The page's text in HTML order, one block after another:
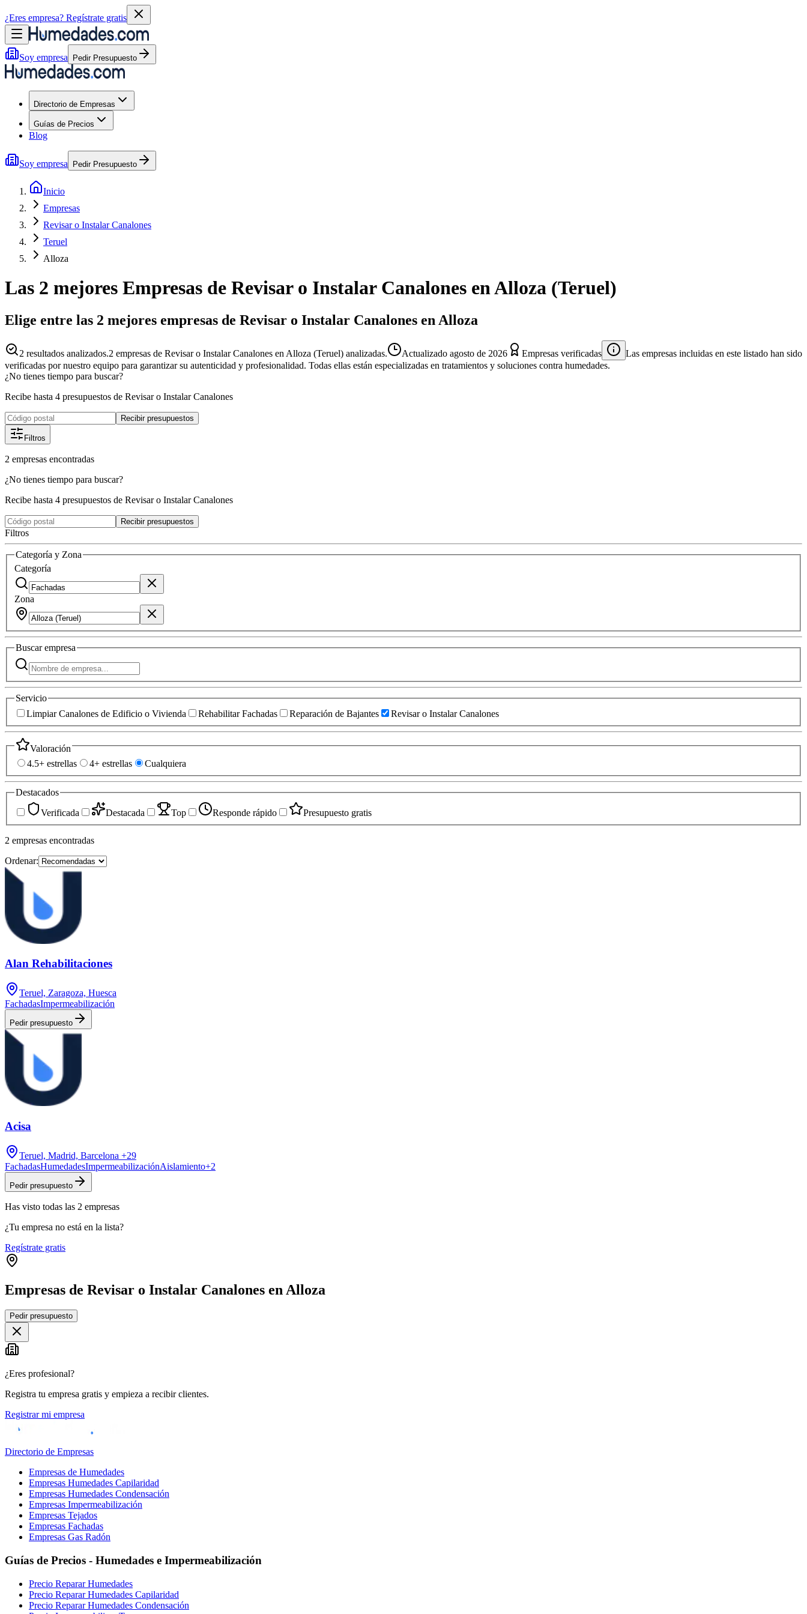
¿Eres empresa? Regístrate gratis
Soy empresa Pedir Presupuesto
Directorio de Empresas
Guías de Precios
Blog
Soy empresa Pedir Presupuesto
Inicio
Empresas
Revisar o Instalar Canalones
Teruel
Alloza
Las 2 mejores Empresas de Revisar o Instalar Canalones enAlloza (Teruel)
Elige entre las 2 mejores empresas de Revisar o Instalar Canalones en Alloza
2 resultados analizados.2 empresas de Revisar o Instalar Canalones en Alloza (Teruel) analizadas. Actualizado agosto de 2026 Empresas verificadas
Las empresas incluidas en este listado han sido
verificadas por nuestro equipo para garantizar su autenticidad y profesionalidad. Todas ellas están especializadas en tratamientos y soluciones contra humedades.
¿No tienes tiempo para buscar?
Recibe hasta 4 presupuestos de Revisar o Instalar Canalones
Recibir presupuestos
Filtros
2 empresas encontradas
¿No tienes tiempo para buscar?
Recibe hasta 4 presupuestos de Revisar o Instalar Canalones
Recibir presupuestos
Filtros
Categoría y Zona
Categoría
Zona
Buscarempresa
Servicio
Limpiar Canalones de Edificio o Vivienda
Rehabilitar Fachadas Reparación de Bajantes Revisar o Instalar Canalones
Valoración
4.5+ estrellas
4+ estrellas Cualquiera
Destacados
Verificada
Destacada Top Responde rápido Presupuesto gratis
2 empresas encontradas
Ordenar:
Alan Rehabilitaciones
Teruel, Zaragoza, Huesca
FachadasImpermeabilización
Pedir presupuesto
Acisa
Teruel, Madrid, Barcelona +29
FachadasHumedadesImpermeabilizaciónAislamiento+2
Pedir presupuesto
Has visto todas las 2 empresas
¿Tu empresa no está en la lista?
Regístrate gratis
Empresas de Revisar o Instalar Canalones en Alloza
+
−
Pedir presupuesto
¿Eres profesional?
Registra tu empresa gratis y empieza a recibir clientes.
Registrar mi empresa
Directorio de Empresas
Empresas de Humedades
Empresas Humedades Capilaridad
Empresas Humedades Condensación
Empresas Impermeabilización
Empresas Tejados
Empresas Fachadas
Empresas Gas Radón
Guías de Precios - Humedades e Impermeabilización
Precio Reparar Humedades
Precio Reparar Humedades Capilaridad
Precio Reparar Humedades Condensación